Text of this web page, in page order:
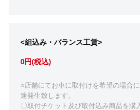
<組込み・バランス工賃>
0円(税込)
○店舗にてお車に取付けを希望の場合
途発生致します。
〇取付チケット及び取付込み商品を購